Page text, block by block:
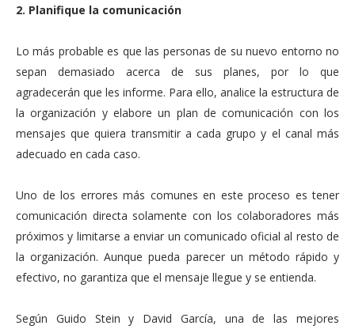
2. Planifique la comunicación
Lo más probable es que las personas de su nuevo entorno no
sepan demasiado acerca de sus planes, por lo que
agradecerán que les informe. Para ello, analice la estructura de
la organización y elabore un plan de comunicación con los
mensajes que quiera transmitir a cada grupo y el canal más
adecuado en cada caso.
Uno de los errores más comunes en este proceso es tener
comunicación directa solamente con los colaboradores más
próximos y limitarse a enviar un comunicado oficial al resto de
la organización. Aunque pueda parecer un método rápido y
efectivo, no garantiza que el mensaje llegue y se entienda.
Según Guido Stein y David García, una de las mejores